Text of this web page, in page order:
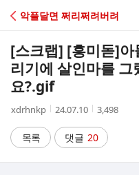
C
A
악플달면 쩌리쩌려버려
[스크랩] [흥미돋]아
리기에 살인마를
요?.gif
작
자
xdrhnkp
작
시
간
24.07.10
조
수
3,498
목록 댓글 20